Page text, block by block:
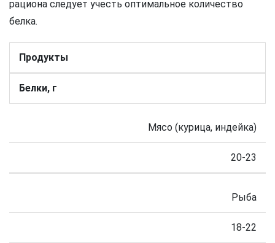
рациона следует учесть оптимальное количество
белка.
Продукты
Белки, г
Мясо (курица, индейка)
20-23
Рыба
18-22